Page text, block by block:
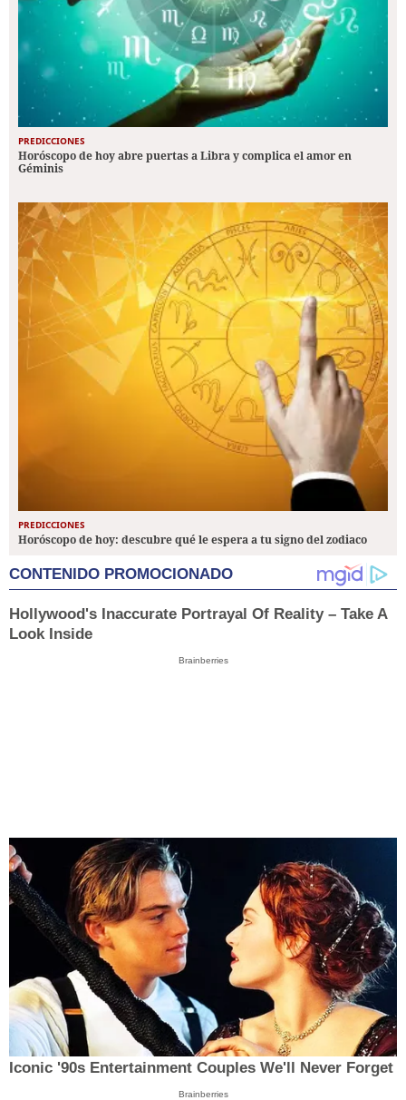
PREDICCIONES
Horóscopo de hoy abre puertas a Libra y complica el amor en
Géminis
PREDICCIONES
Horóscopo de hoy: descubre qué le espera a tu signo del zodiaco
CONTENIDO PROMOCIONADO
Hollywood's Inaccurate Portrayal Of Reality – Take A
Look Inside
Brainberries
Iconic '90s Entertainment Couples We'll Never Forget
Brainberries